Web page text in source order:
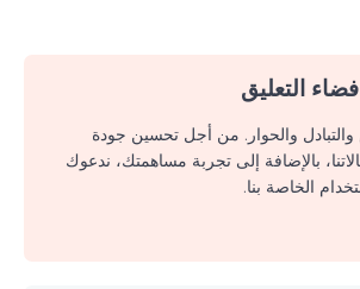
التعليق
والحوار. من أجل تحسين جودة
بالإضافة إلى تجربة مساهمتك، ندعوك
الخاصة بنا.